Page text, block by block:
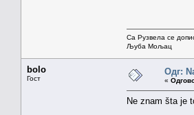
Са Рузвела се
Љуба Мољац
bolo
Гост
Одг:
«
Ne znam šta je